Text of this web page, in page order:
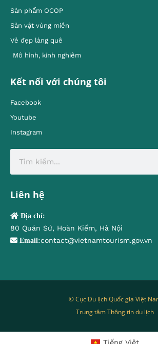
Sản phẩm OCOP
Sản vật vùng miền
Vẻ đẹp làng quê
Mô hình, kinh nghiêm
Kết nối với chúng tôi
Facebook
Youtube
Instagram
Liên hệ
Địa chỉ:
80 Quán Sứ, Hoàn Kiếm, Hà Nội
Email:contact@vietnamtourism.gov.vn
© Cục Du lịch Quốc gia Việt
Trung tâm Thông tin du lịch